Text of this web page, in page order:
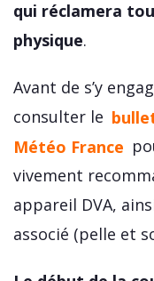
qui réclamera
physique.
Avant de s’y
consulter le
Météo France
vivement
appareil DVA,
associé (pelle et